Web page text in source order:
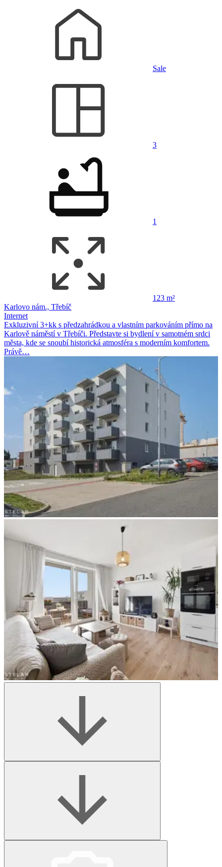
Sale
3
1
123 m²
Karlovo nám., Třebíč
Internet
Exkluzivní 3+kk s předzahrádkou a vlastním parkováním přímo na
Karlově náměstí v Třebíči. Představte si bydlení v samotném srdci
města, kde se snoubí historická atmosféra s moderním komfortem.
Právě…